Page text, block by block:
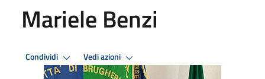
Mariele Benzi
Condividi Vedi azioni